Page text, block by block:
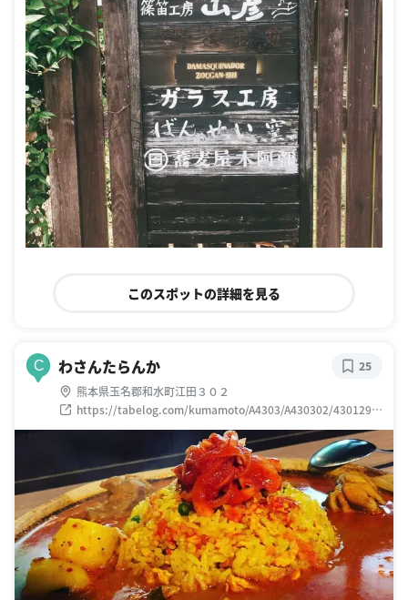
このスポットの詳細を見る
C わさんたらんか
熊本県玉名郡和水町江田３０２
https://tabelog.com/kumamoto/A4303/A430302/4301296
6/
25